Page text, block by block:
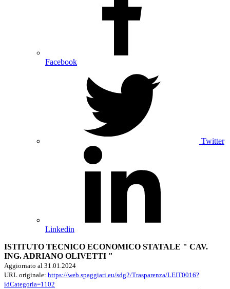
Facebook
Twitter
Linkedin
ISTITUTO TECNICO ECONOMICO STATALE " CAV.
ING. ADRIANO OLIVETTI "
Aggiornato al 31.01.2024
URL originale: https://web.spaggiari.eu/sdg2/Trasparenza/LEIT0016?
idCategoria=1102